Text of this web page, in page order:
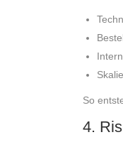
So
4.